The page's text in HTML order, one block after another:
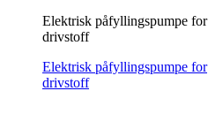
Elektrisk påfyllingspumpe for
drivstoff
Elektrisk påfyllingspumpe for
drivstoff